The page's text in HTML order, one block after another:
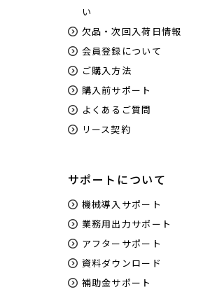
い
欠品・次回入荷日情報
会員登録について
ご購入方法
購入前サポート
よくあるご質問
リース契約
サポートについて
機械導入サポート
業務用出力サポート
アフターサポート
資料ダウンロード
補助金サポート